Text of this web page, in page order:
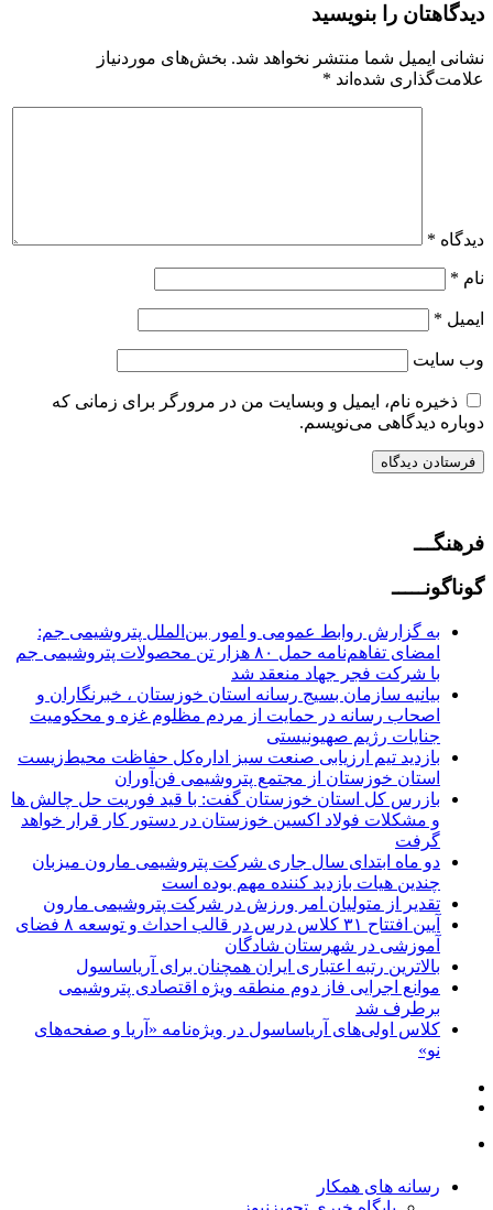
دیدگاهتان را بنویسید
نشانی ایمیل شما منتشر نخواهد شد. بخش‌های موردنیاز
علامت‌گذاری شده‌اند *
دیدگاه *
نام *
ایمیل *
وب‌ سایت
ذخیره نام، ایمیل و وبسایت من در مرورگر برای زمانی که
دوباره دیدگاهی می‌نویسم.
فرهنگـــ
گوناگونـــــ
به گزارش روابط عمومی و امور بین‌الملل پتروشیمی جم:
امضای تفاهم‌نامه حمل ۸۰ هزار تن محصولات پتروشیمی جم
با شرکت فجر جهاد منعقد شد
بیانیه سازمان بسیج رسانه استان خوزستان ، خبرنگاران و
اصحاب رسانه در حمایت از مردم مظلوم غزه و محکومیت
جنایات رژیم صهیونیستی
بازدید تیم ارزیابی صنعت سبز اداره‌کل حفاظت محیط‌زیست
استان خوزستان از مجتمع پتروشیمی فن‌آوران
بازرس کل استان خوزستان گفت: با قید فوریت حل چالش ها
و مشکلات فولاد اکسین خوزستان در دستور کار قرار خواهد
گرفت
دو ماه ابتدای سال جاری شرکت پتروشیمی مارون میزبان
چندین هیات بازدید کننده مهم بوده است
تقدیر از متولیان امر ورزش در شرکت پتروشیمی مارون
آیین افتتاح ۳۱ کلاس درس در قالب احداث و توسعه ۸ فضای
آموزشی در شهرستان شادگان
بالاترین رتبه اعتباری ایران همچنان برای آریاساسول
موانع اجرایی فاز دوم منطقه ویژه اقتصادی پتروشیمی
برطرف شد
کلاس اولی‌های آریاساسول در ویژه‌نامه «آریا و صفحه‌های
نو»
رسانه های همکار